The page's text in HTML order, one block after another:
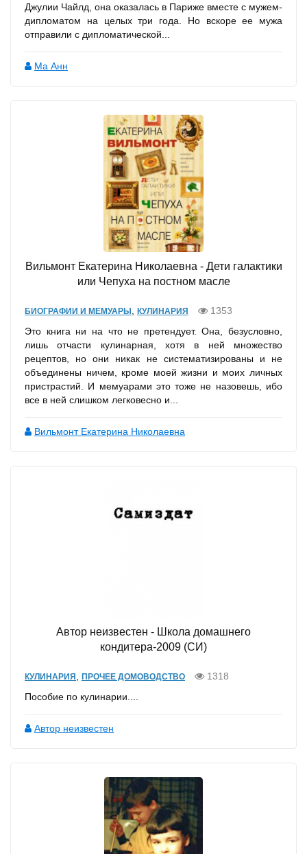
Джулии Чайлд, она оказалась в Париже вместе с мужем-
дипломатом на целых три года. Но вскоре ее мужа
отправили с дипломатической...
Ма Анн
Вильмонт Екатерина Николаевна - Дети галактики
или Чепуха на постном масле
БИОГРАФИИ И МЕМУАРЫ КУЛИНАРИЯ
1353
Это книга ни на что не претендует. Она, безусловно,
лишь отчасти кулинарная, хотя в ней множество
рецептов, но они никак не систематизированы и не
объединены ничем, кроме моей жизни и моих личных
пристрастий. И мемуарами это тоже не назовешь, ибо
все в ней слишком легковесно и...
Вильмонт Екатерина Николаевна
Автор неизвестен - Школа домашнего
кондитера-2009 (СИ)
КУЛИНАРИЯ ПРОЧЕЕ ДОМОВОДСТВО
1318
Пособие по кулинарии....
Автор неизвестен